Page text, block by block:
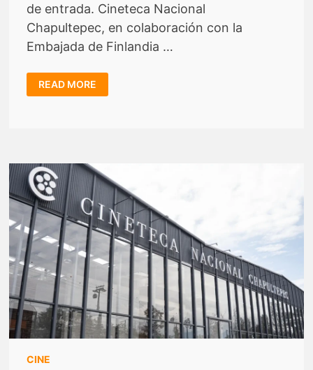
de entrada. Cineteca Nacional
Chapultepec, en colaboración con la
Embajada de Finlandia …
DESDE
FINLANDIA
CON
READ MORE
CINE